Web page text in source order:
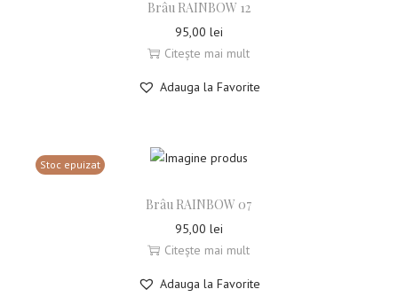
Brâu RAINBOW 12
95,00 lei
Citește mai mult
Adauga la Favorite
Stoc epuizat
Brâu RAINBOW 07
95,00 lei
Citește mai mult
Adauga la Favorite